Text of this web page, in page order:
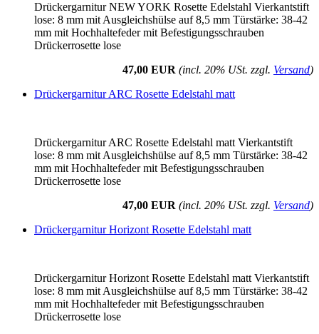
Drückergarnitur NEW YORK Rosette Edelstahl Vierkantstift
lose: 8 mm mit Ausgleichshülse auf 8,5 mm Türstärke: 38-42
mm mit Hochhaltefeder mit Befestigungsschrauben
Drückerrosette lose
47,00 EUR (incl. 20% USt. zzgl. Versand)
Drückergarnitur ARC Rosette Edelstahl matt
Drückergarnitur ARC Rosette Edelstahl matt Vierkantstift
lose: 8 mm mit Ausgleichshülse auf 8,5 mm Türstärke: 38-42
mm mit Hochhaltefeder mit Befestigungsschrauben
Drückerrosette lose
47,00 EUR (incl. 20% USt. zzgl. Versand)
Drückergarnitur Horizont Rosette Edelstahl matt
Drückergarnitur Horizont Rosette Edelstahl matt Vierkantstift
lose: 8 mm mit Ausgleichshülse auf 8,5 mm Türstärke: 38-42
mm mit Hochhaltefeder mit Befestigungsschrauben
Drückerrosette lose